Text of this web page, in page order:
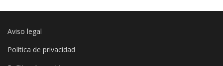
Aviso legal
Política de privacidad